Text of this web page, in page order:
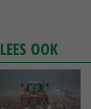
LEES OOK